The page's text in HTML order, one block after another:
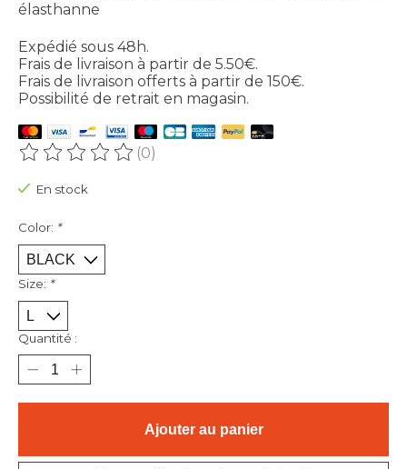
élasthanne
Expédié sous 48h.
Frais de livraison à partir de 5.50€.
Frais de livraison offerts à partir de 150€.
Possibilité de retrait en magasin.
Ce produit est évalué à
(0)
En stock
Color: *
Size: *
Quantité :
Ajouter au panier